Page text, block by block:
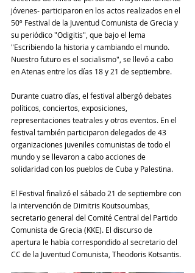
jóvenes- participaron en los actos realizados en el
50º Festival de la Juventud Comunista de Grecia y
su periódico "Odigitis", que bajo el lema
"Escribiendo la historia y cambiando el mundo.
Nuestro futuro es el socialismo", se llevó a cabo
en Atenas entre los días 18 y 21 de septiembre.
Durante cuatro días, el festival albergó debates
políticos, conciertos, exposiciones,
representaciones teatrales y otros eventos. En el
festival también participaron delegados de 43
organizaciones juveniles comunistas de todo el
mundo y se llevaron a cabo acciones de
solidaridad con los pueblos de Cuba y Palestina.
El Festival finalizó el sábado 21 de septiembre con
la intervención de Dimitris Koutsoumbas,
secretario general del Comité Central del Partido
Comunista de Grecia (KKE). El discurso de
apertura le había correspondido al secretario del
CC de la Juventud Comunista, Theodoris Kotsantis.